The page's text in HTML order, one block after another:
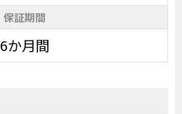
保証期間
6か月間